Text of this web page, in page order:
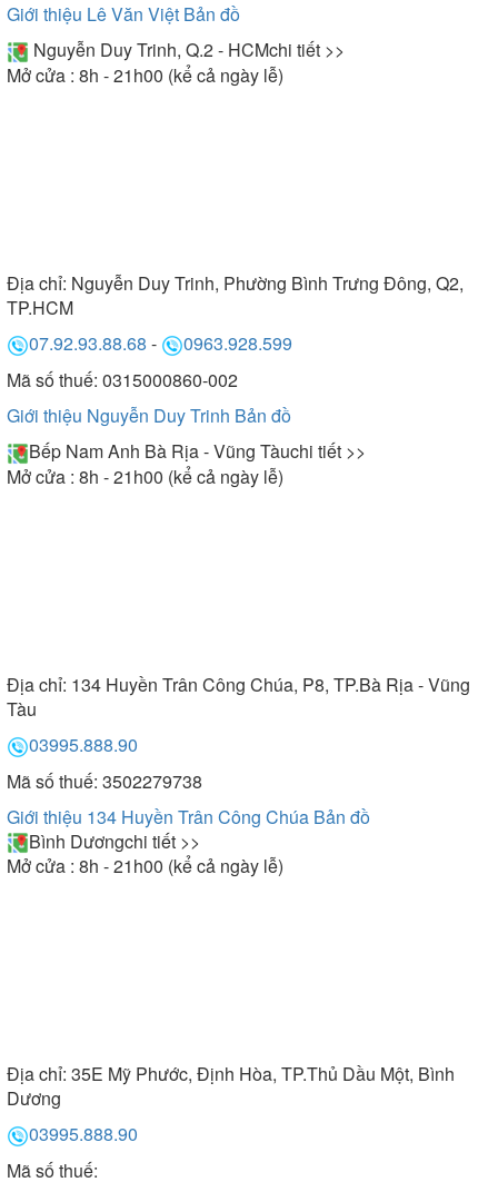
Giới thiệu Lê Văn Việt Bản đồ
Nguyễn Duy Trinh, Q.2 - HCMchi tiết >>
Mở cửa : 8h - 21h00 (kể cả ngày lễ)
Địa chỉ: Nguyễn Duy Trinh, Phường Bình Trưng Đông, Q2,
TP.HCM
07.92.93.88.68 -
0963.928.599
Mã số thuế: 0315000860-002
Giới thiệu Nguyễn Duy Trinh Bản đồ
Bếp Nam Anh Bà Rịa - Vũng Tàuchi tiết >>
Mở cửa : 8h - 21h00 (kể cả ngày lễ)
Địa chỉ: 134 Huyền Trân Công Chúa, P8, TP.Bà Rịa - Vũng
Tàu
03995.888.90
Mã số thuế: 3502279738
Giới thiệu 134 Huyền Trân Công Chúa Bản đồ
Bình Dươngchi tiết >>
Mở cửa : 8h - 21h00 (kể cả ngày lễ)
Địa chỉ: 35E Mỹ Phước, Định Hòa, TP.Thủ Dầu Một, Bình
Dương
03995.888.90
Mã số thuế: